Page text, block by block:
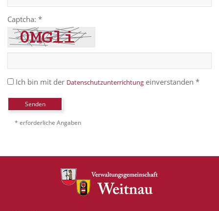
Captcha: *
Ich bin mit der Datenschutzunterrichtung einverstanden *
Senden
* erforderliche Angaben